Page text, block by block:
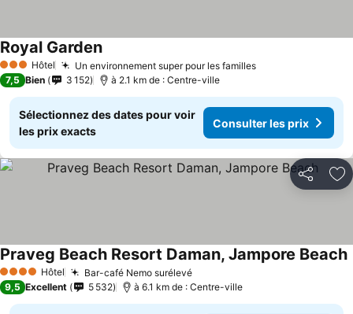
3 ÉtoilesHôtel Un environnement super pour les familles
Royal Garden
7,5 Bien 3 152 à 2.1 km de : Centre-ville
Sélectionnez des dates pour voir
les prix exacts
Consulter les prix
Partager
4 Étoiles Hôtel Bar-café Nemo surélevé
Praveg Beach Resort Daman, Jampore Beach
9,5 Excellent 5 532 à 6.1 km de : Centre-ville